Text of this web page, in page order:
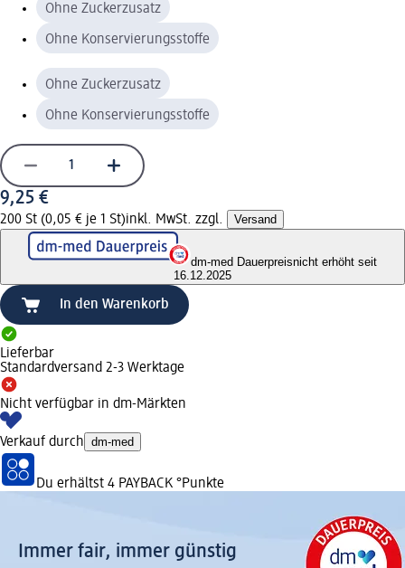
Ohne Zuckerzusatz
Ohne Konservierungsstoffe
Ohne Zuckerzusatz
Ohne Konservierungsstoffe
9,25 €
200 St (0,05 € je 1 St)inkl. MwSt. zzgl. Versand
dm-med Dauerpreisnicht erhöht seit
16.12.2025
In den Warenkorb
Lieferbar
Standardversand 2-3 Werktage
Nicht verfügbar in dm-Märkten
Verkauf durch dm-med
Du erhältst 4 PAYBACK °Punkte
Immer fair,­ immer günstig